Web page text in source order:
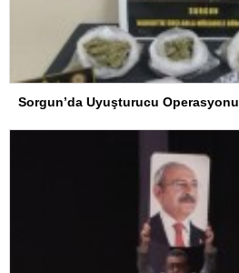
Sorgun’da Uyuşturucu Operasyonu